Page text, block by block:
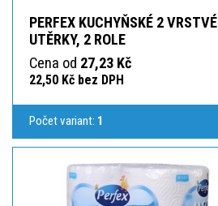
PERFEX KUCHYŇSKÉ 2 VRSTVÉ
UTĚRKY, 2 ROLE
Cena od 27,23 Kč
22,50 Kč bez DPH
Počet variant: 1